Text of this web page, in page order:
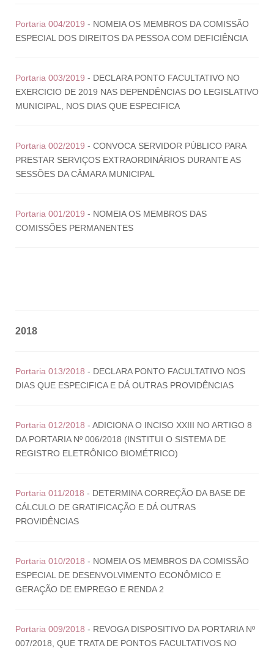
Portaria 004/2019 - NOMEIA OS MEMBROS DA COMISSÃO
ESPECIAL DOS DIREITOS DA PESSOA COM DEFICIÊNCIA
Portaria 003/2019 - DECLARA PONTO FACULTATIVO NO
EXERCICIO DE 2019 NAS DEPENDÊNCIAS DO LEGISLATIVO
MUNICIPAL, NOS DIAS QUE ESPECIFICA
Portaria 002/2019 - CONVOCA SERVIDOR PÚBLICO PARA
PRESTAR SERVIÇOS EXTRAORDINÁRIOS DURANTE AS
SESSÕES DA CÂMARA MUNICIPAL
Portaria 001/2019 - NOMEIA OS MEMBROS DAS
COMISSÕES PERMANENTES
2018
Portaria 013/2018 - DECLARA PONTO FACULTATIVO NOS
DIAS QUE ESPECIFICA E DÁ OUTRAS PROVIDÊNCIAS
Portaria 012/2018 - ADICIONA O INCISO XXIII NO ARTIGO 8
DA PORTARIA Nº 006/2018 (INSTITUI O SISTEMA DE
REGISTRO ELETRÔNICO BIOMÉTRICO)
Portaria 011/2018 - DETERMINA CORREÇÃO DA BASE DE
CÁLCULO DE GRATIFICAÇÃO E DÁ OUTRAS
PROVIDÊNCIAS
Portaria 010/2018 - NOMEIA OS MEMBROS DA COMISSÃO
ESPECIAL DE DESENVOLVIMENTO ECONÔMICO E
GERAÇÃO DE EMPREGO E RENDA 2
Portaria 009/2018 - REVOGA DISPOSITIVO DA PORTARIA Nº
007/2018, QUE TRATA DE PONTOS FACULTATIVOS NO